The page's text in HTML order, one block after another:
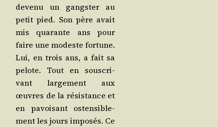
deve­nu un gang­ster au
petit pied. Son père avait
mis qua­rante ans pour
faire une modeste for­tune.
Lui, en trois ans, a fait sa
pelote. Tout en sous­cri­
vant lar­ge­ment aux
œuvres de la résis­tance et
en pavoi­sant osten­si­ble­
ment les jours impo­sés. Ce